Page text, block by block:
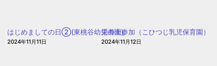
はじめましての日②(東桃谷幼児の園)
2024年11月11日
栄養士参加（こひつじ乳児保育園）
2024年11月12日